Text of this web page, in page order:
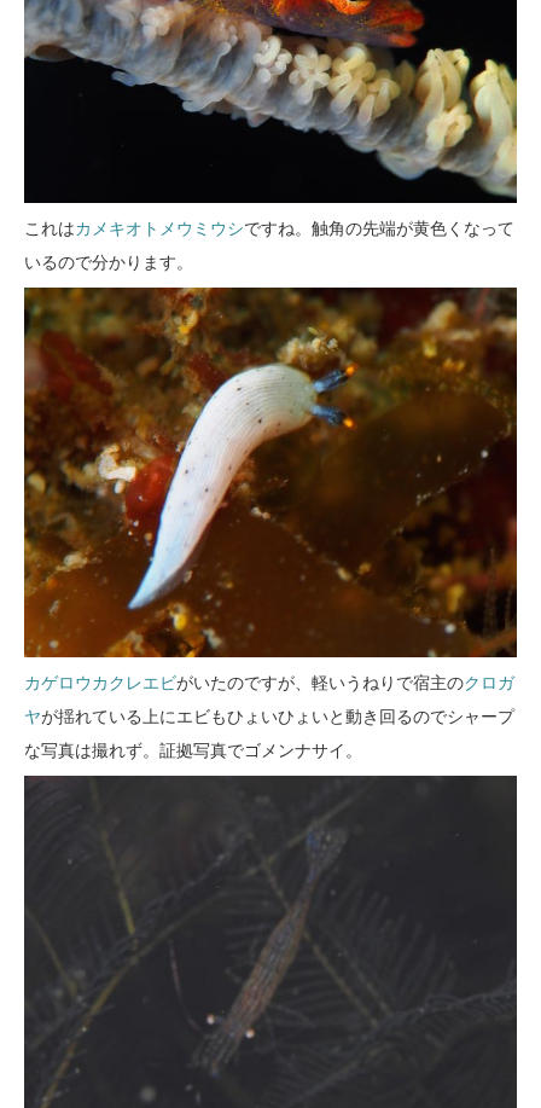
これはカメキオトメウミウシですね。触角の先端が黄色くなって
いるので分かります。
カゲロウカクレエビがいたのですが、軽いうねりで宿主のクロガ
ヤが揺れている上にエビもひょいひょいと動き回るのでシャープ
な写真は撮れず。証拠写真でゴメンナサイ。